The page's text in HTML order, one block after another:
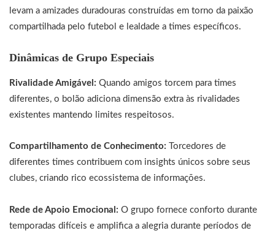
levam a amizades duradouras construídas em torno da paixão
compartilhada pelo futebol e lealdade a times específicos.
Dinâmicas de Grupo Especiais
Rivalidade Amigável: Quando amigos torcem para times
diferentes, o bolão adiciona dimensão extra às rivalidades
existentes mantendo limites respeitosos.
Compartilhamento de Conhecimento: Torcedores de
diferentes times contribuem com insights únicos sobre seus
clubes, criando rico ecossistema de informações.
Rede de Apoio Emocional: O grupo fornece conforto durante
temporadas difíceis e amplifica a alegria durante períodos de